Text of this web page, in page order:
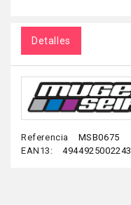
Detalles
Referencia
MSB0675
EAN13:
4944925002243